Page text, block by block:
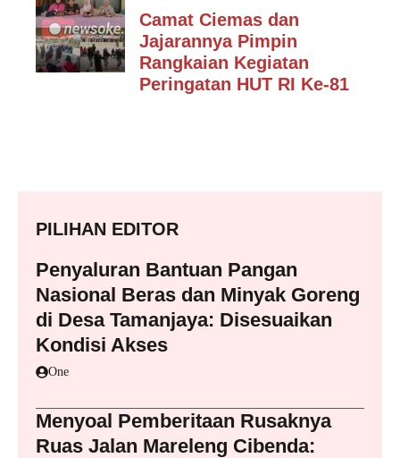
Camat Ciemas dan
Jajarannya Pimpin
Rangkaian Kegiatan
Peringatan HUT RI Ke-81
PILIHAN EDITOR
Penyaluran Bantuan Pangan
Nasional Beras dan Minyak Goreng
di Desa Tamanjaya: Disesuaikan
Kondisi Akses
One
Menyoal Pemberitaan Rusaknya
Ruas Jalan Mareleng Cibenda: